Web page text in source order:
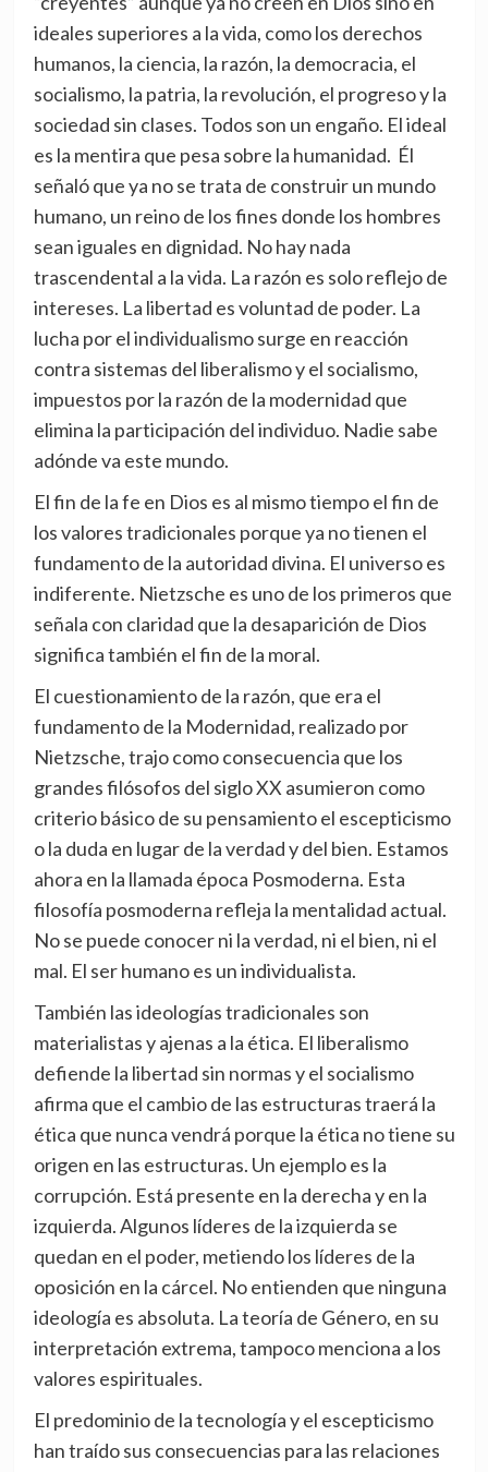
ideales superiores a la vida, como los derechos
humanos, la ciencia, la razón, la democracia, el
socialismo, la patria, la revolución, el progreso y la
sociedad sin clases. Todos son un engaño. El ideal
es la mentira que pesa sobre la humanidad. Él
señaló que ya no se trata de construir un mundo
humano, un reino de los fines donde los hombres
sean iguales en dignidad. No hay nada
trascendental a la vida. La razón es solo reflejo de
intereses. La libertad es voluntad de poder. La
lucha por el individualismo surge en reacción
contra sistemas del liberalismo y el socialismo,
impuestos por la razón de la modernidad que
elimina la participación del individuo. Nadie sabe
adónde va este mundo.
El fin de la fe en Dios es al mismo tiempo el fin de
los valores tradicionales porque ya no tienen el
fundamento de la autoridad divina. El universo es
indiferente. Nietzsche es uno de los primeros que
señala con claridad que la desaparición de Dios
significa también el fin de la moral.
El cuestionamiento de la razón, que era el
fundamento de la Modernidad, realizado por
Nietzsche, trajo como consecuencia que los
grandes filósofos del siglo XX asumieron como
criterio básico de su pensamiento el escepticismo
o la duda en lugar de la verdad y del bien. Estamos
ahora en la llamada época Posmoderna. Esta
filosofía posmoderna refleja la mentalidad actual.
No se puede conocer ni la verdad, ni el bien, ni el
mal. El ser humano es un individualista.
También las ideologías tradicionales son
materialistas y ajenas a la ética. El liberalismo
defiende la libertad sin normas y el socialismo
afirma que el cambio de las estructuras traerá la
ética que nunca vendrá porque la ética no tiene su
origen en las estructuras. Un ejemplo es la
corrupción. Está presente en la derecha y en la
izquierda. Algunos líderes de la izquierda se
quedan en el poder, metiendo los líderes de la
oposición en la cárcel. No entienden que ninguna
ideología es absoluta. La teoría de Género, en su
interpretación extrema, tampoco menciona a los
valores espirituales.
El predominio de la tecnología y el escepticismo
han traído sus consecuencias para las relaciones